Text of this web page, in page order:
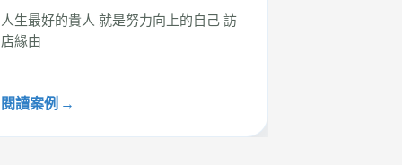
造完全眉型 網紅推薦 霧眉推
薦 紋繡店家 霧眉價格 台北市
木柵區
人生最好的貴人 就是努力向上的自己 訪
店緣由
閱讀案例